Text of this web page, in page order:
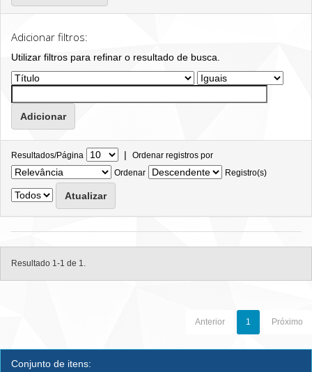
Adicionar filtros:
Utilizar filtros para refinar o resultado de busca.
Resultados/Página | Ordenar registros por
Ordenar
Registro(s)
Resultado 1-1 de 1.
Anterior 1 Próximo
Conjunto de itens: